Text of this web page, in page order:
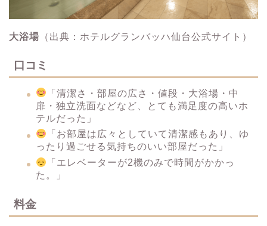
大浴場 （出典：ホテルグランバッハ仙台公式サイト）
口コミ
「清潔さ・部屋の広さ・値段・大浴場・中
扉・独立洗面などなど、とても満足度の高いホ
テルだった」
「お部屋は広々としていて清潔感もあり、ゆ
ったり過ごせる気持ちのいい部屋だった」
「エレベーターが2機のみで時間がかかっ
た。」
料金